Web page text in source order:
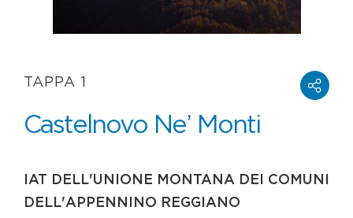
TAPPA 1
Castelnovo Ne’ Monti
IAT DELL'UNIONE MONTANA DEI COMUNI
DELL'APPENNINO REGGIANO